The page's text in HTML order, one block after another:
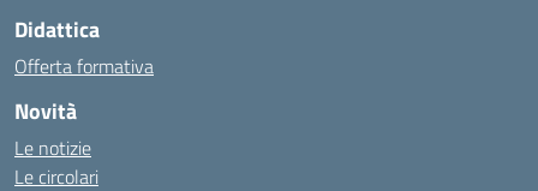
Didattica
Offerta formativa
Novità
Le notizie
Le circolari